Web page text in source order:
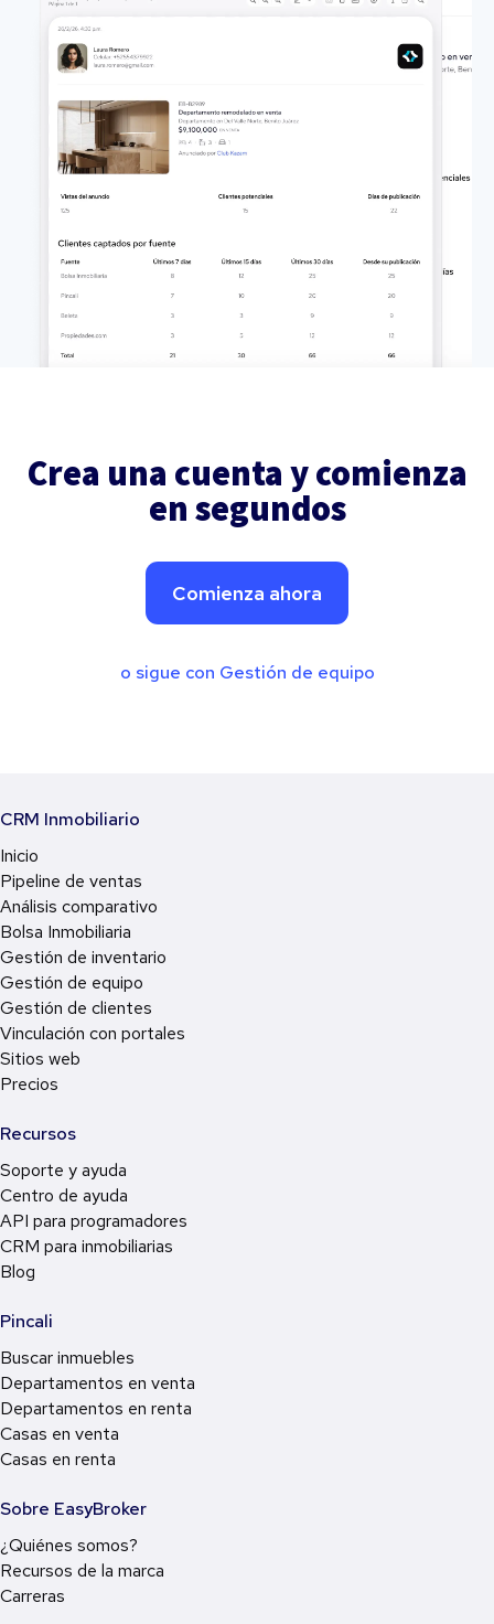
Crea una cuenta y comienza
en segundos
Comienza ahora
o sigue con Gestión de equipo
CRM Inmobiliario
Inicio
Pipeline de ventas
Análisis comparativo
Bolsa Inmobiliaria
Gestión de inventario
Gestión de equipo
Gestión de clientes
Vinculación con portales
Sitios web
Precios
Recursos
Soporte y ayuda
Centro de ayuda
API para programadores
CRM para inmobiliarias
Blog
Pincali
Buscar inmuebles
Departamentos en venta
Departamentos en renta
Casas en venta
Casas en renta
Sobre EasyBroker
¿Quiénes somos?
Recursos de la marca
Carreras